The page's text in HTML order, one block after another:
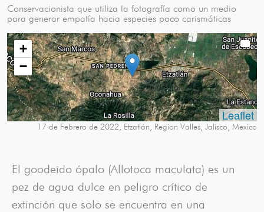
Conservacionista que utiliza la fotografía como un medio
para generar empatía hacia especies poco carismáticas
+
−
Leaflet
17 de Febrero de 2022, Etzatlán, Region Valles, Jalisco, Mexico
El goodeido ópalo (Allotoca maculata) es un
pez de agua dulce en peligro crítico de
extinción que solo se encuentra en una